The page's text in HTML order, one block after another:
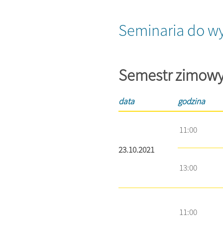
Seminaria do
Semestr
data godzina
23.10.2021
11:00
13:00
11:00